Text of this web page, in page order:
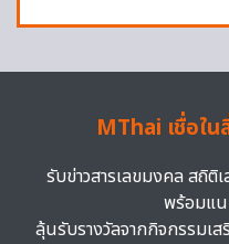
MThai เชื่อใน
รับข่าวสารเลขมงคล สถิติ
พร้อมแน
ลุ้นรับรางวัลจากกิจกรรมเ